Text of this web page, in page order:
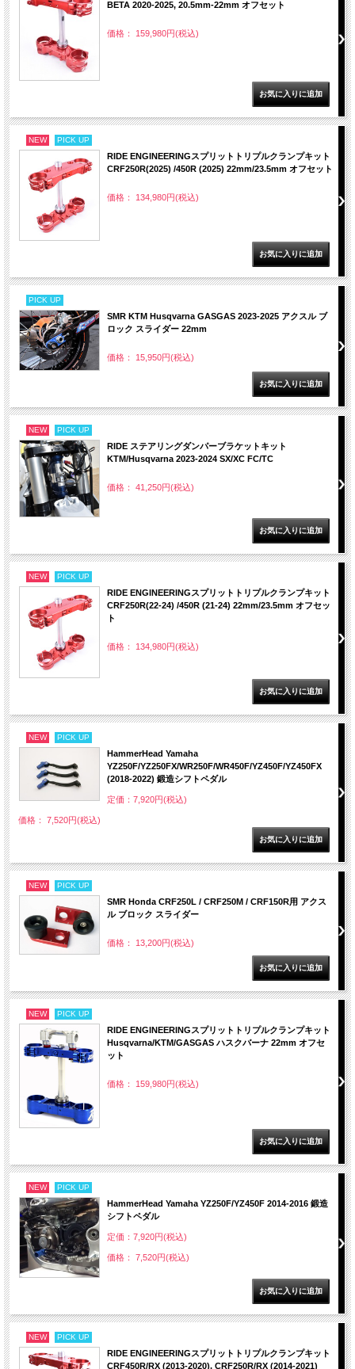
BETA 2020-2025, 20.5mm-22mm オフセット
価格： 159,980円(税込)
NEW PICK UP
RIDE ENGINEERINGスプリットトリプルクランプキット
CRF250R(2025) /450R (2025) 22mm/23.5mm オフセット
価格： 134,980円(税込)
PICK UP
SMR KTM Husqvarna GASGAS 2023-2025 アクスル ブ
ロック スライダー 22mm
価格： 15,950円(税込)
NEW PICK UP
RIDE ステアリングダンパーブラケットキット
KTM/Husqvarna 2023-2024 SX/XC FC/TC
価格： 41,250円(税込)
NEW PICK UP
RIDE ENGINEERINGスプリットトリプルクランプキット
CRF250R(22-24) /450R (21-24) 22mm/23.5mm オフセッ
ト
価格： 134,980円(税込)
NEW PICK UP
HammerHead Yamaha
YZ250F/YZ250FX/WR250F/WR450F/YZ450F/YZ450FX
(2018-2022) 鍛造シフトペダル
定価：7,920円(税込)
価格： 7,520円(税込)
NEW PICK UP
SMR Honda CRF250L / CRF250M / CRF150R用 アクス
ル ブロック スライダー
価格： 13,200円(税込)
NEW PICK UP
RIDE ENGINEERINGスプリットトリプルクランプキット
Husqvarna/KTM/GASGAS ハスクバーナ 22mm オフセ
ット
価格： 159,980円(税込)
NEW PICK UP
HammerHead Yamaha YZ250F/YZ450F 2014-2016 鍛造
シフトペダル
定価：7,920円(税込)
価格： 7,520円(税込)
NEW PICK UP
RIDE ENGINEERINGスプリットトリプルクランプキット
CRF450R/RX (2013-2020), CRF250R/RX (2014-2021)